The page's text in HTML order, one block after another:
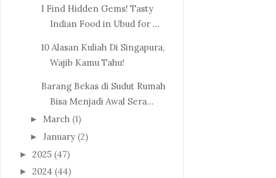
I Find Hidden Gems! Tasty
Indian Food in Ubud for ...
10 Alasan Kuliah Di Singapura,
Wajib Kamu Tahu!
Barang Bekas di Sudut Rumah
Bisa Menjadi Awal Sera...
► March (1)
► January (2)
► 2025 (47)
► 2024 (44)